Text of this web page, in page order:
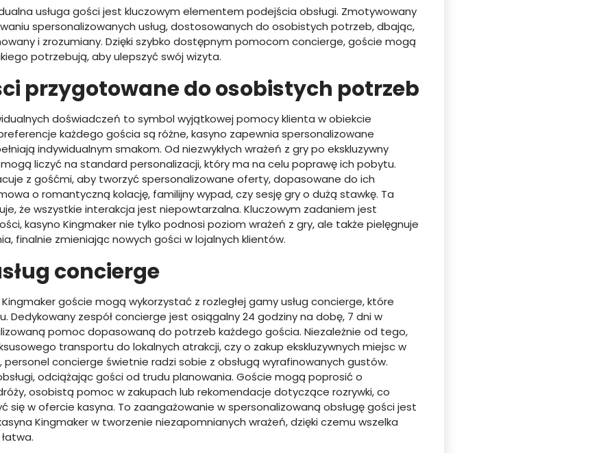
usługa gości jest kluczowym elementem podejścia obsługi. Zmotywowany
spersonalizowanych usług, dostosowanych do osobistych potrzeb, dbając,
i zrozumiany. Dzięki szybko dostępnym pomocom concierge, goście mogą
potrzebują, aby ulepszyć swój wizyta.
przygotowane do osobistych potrzeb
doświadczeń to symbol wyjątkowej pomocy klienta w obiekcie
każdego gościa są różne, kasyno zapewnia spersonalizowane
indywidualnym smakom. Od niezwykłych wrażeń z gry po ekskluzywny
liczyć na standard personalizacji, który ma na celu poprawę ich pobytu.
z gośćmi, aby tworzyć spersonalizowane oferty, dopasowane do ich
o romantyczną kolację, familijny wypad, czy sesję gry o dużą stawkę. Ta
że wszystkie interakcja jest niepowtarzalna. Kluczowym zadaniem jest
kasyno Kingmaker nie tylko podnosi poziom wrażeń z gry, ale także pielęgnuje
finalnie zmieniając nowych gości w lojalnych klientów.
concierge
goście mogą wykorzystać z rozległej gamy usług concierge, które
Dedykowany zespół concierge jest osiągalny 24 godziny na dobę, 7 dni w
pomoc dopasowaną do potrzeb każdego gościa. Niezależnie od tego,
transportu do lokalnych atrakcji, czy o zakup ekskluzywnych miejsc w
concierge świetnie radzi sobie z obsługą wyrafinowanych gustów.
odciążając gości od trudu planowania. Goście mogą poprosić o
osobistą pomoc w zakupach lub rekomendacje dotyczące rozrywki, co
się w ofercie kasyna. To zaangażowanie w spersonalizowaną obsługę gości jest
Kingmaker w tworzenie niezapomnianych wrażeń, dzięki czemu wszelka